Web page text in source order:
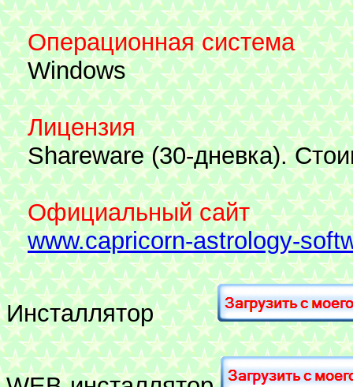
Операционная система
Windows
Лицензия
Shareware (30-дневка).
Официальный сайт
www.capricorn-astrology-
Инсталлятор